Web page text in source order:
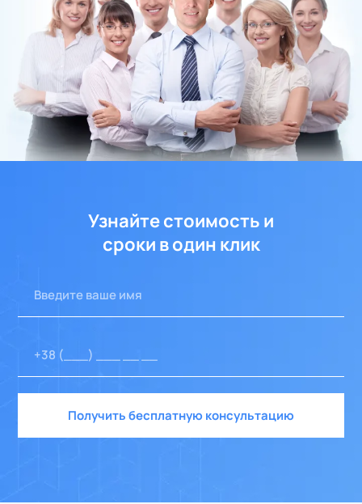
Узнайте стоимость и
сроки в один клик
Получить бесплатную консультацию